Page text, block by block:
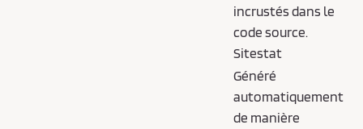
incrustés dans le
code source.
Sitestat
Généré
automatiquement
de manière